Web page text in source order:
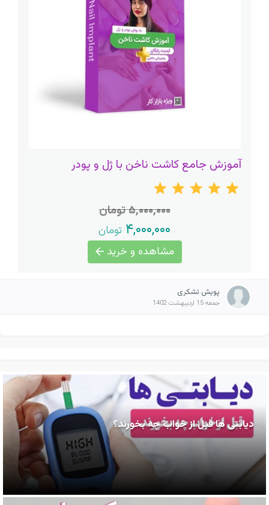
آموزش جامع کاشت ناخن با ژل و پودر
۵,۰۰۰,۰۰۰ تومان
۴,۰۰۰,۰۰۰ تومان
مشاهده و خرید
پویش تشکری
جمعه 15 اردیبهشت 1402
دیابتی ها قبل از خواب چه بخورند؟